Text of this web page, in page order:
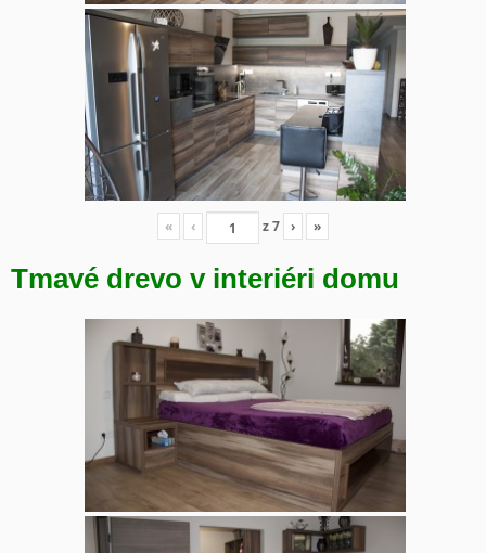
« ‹ z7 › »
Tmavé drevo v interiéri domu